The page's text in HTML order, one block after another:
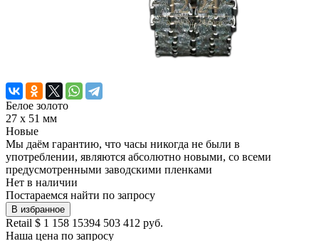
Белое золото
27 х 51 мм
Новые
Мы даём гарантию, что часы никогда не были в
употреблении, являются абсолютно новыми, со всеми
предусмотренными заводскими пленками
Нет в наличии
Постараемся найти по запросу
В избранное
Retail $ 1 158 15394 503 412 руб.
Наша цена по запросу